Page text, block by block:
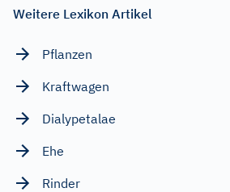
Weitere Lexikon Artikel
Pflanzen
Kraftwagen
Dialypetalae
Ehe
Rinder